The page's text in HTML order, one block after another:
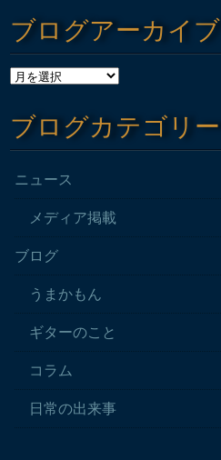
ブログアーカイブ
ブログカテゴリー
ニュース
メディア掲載
ブログ
うまかもん
ギターのこと
コラム
日常の出来事